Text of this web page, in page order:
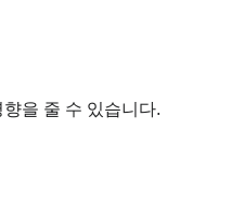
을 줄 수 있습니다.